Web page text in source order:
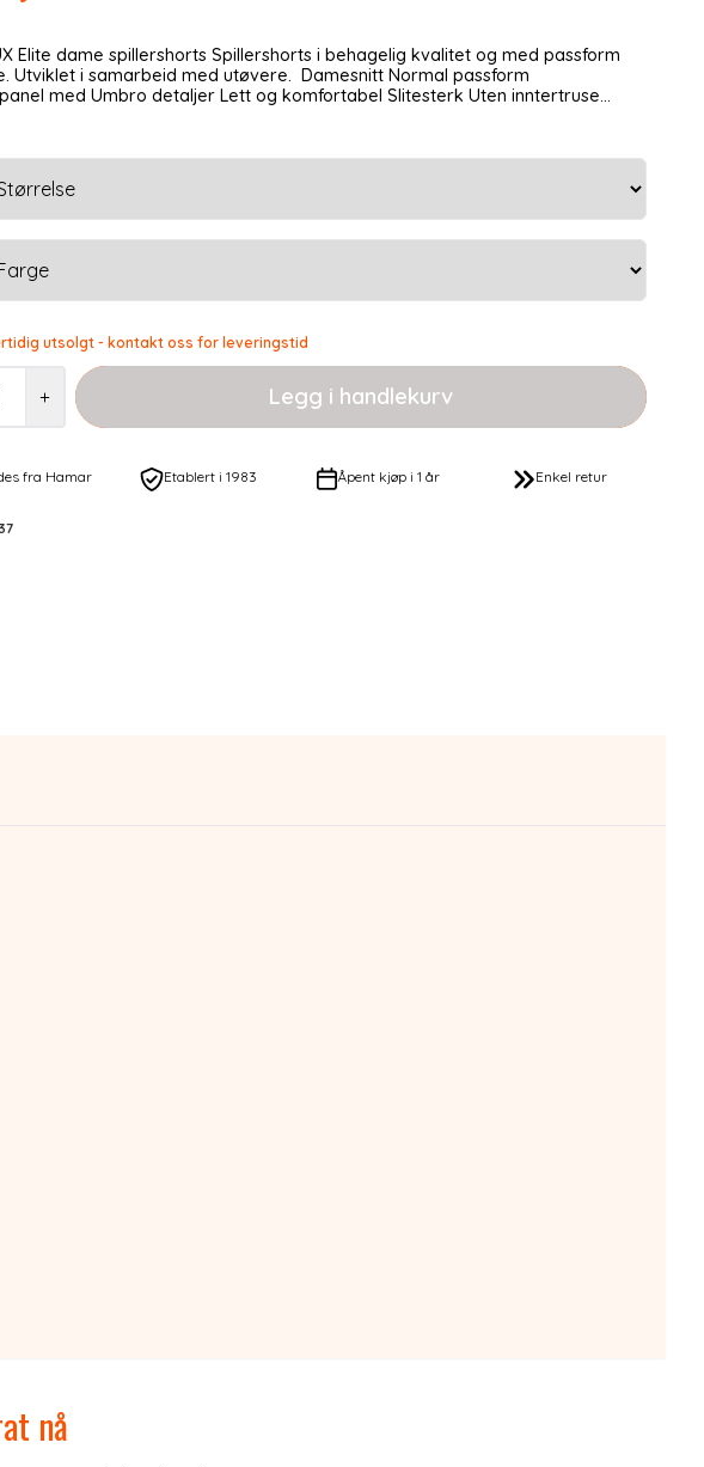
Spillershorts i behagelig kvalitet og med passform
i samarbeid med utøvere. Damesnitt Normal passform
detaljer Lett og komfortabel Slitesterk Uten inntertruse
utsolgt - kontakt oss for leveringstid
+
fra Hamar Etablert i 1983 Åpent kjøp i 1 år Enkel retur
nå